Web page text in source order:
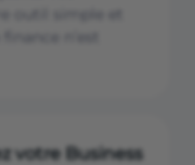
votre Business